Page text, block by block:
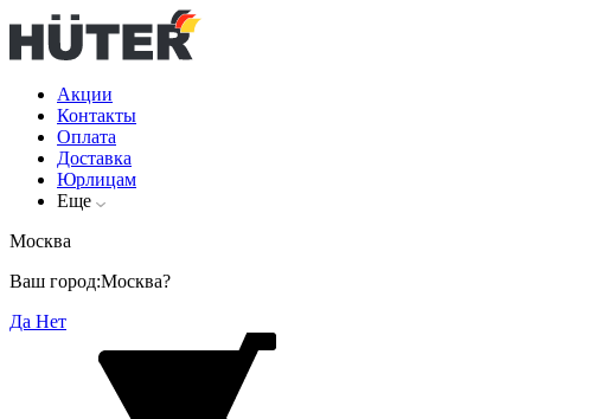
Акции
Контакты
Оплата
Доставка
Юрлицам
Еще
Москва
Ваш город:Москва?
Да Нет